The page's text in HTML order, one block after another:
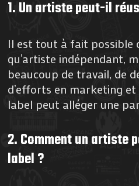
1. Un artiste peut-il
Il est tout à fait possible
qu’artiste indépendant,
beaucoup de travail, de
d’efforts en marketing
label peut alléger une
2. Comment un artiste
label ?